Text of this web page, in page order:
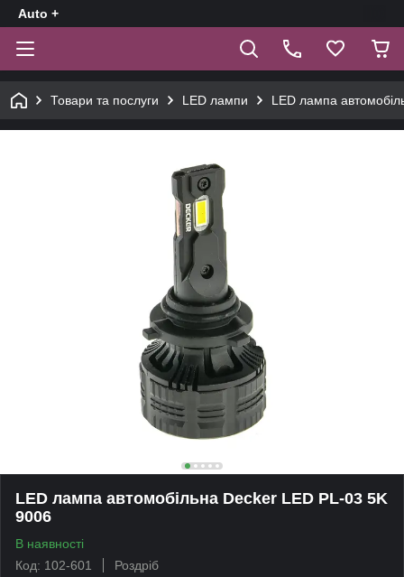
Auto +
Товари та послуги LED лампи LED лампа
LED лампа автомобільна Decker LED PL-03 5K
9006
В наявності
Код: 102-601
Роздріб